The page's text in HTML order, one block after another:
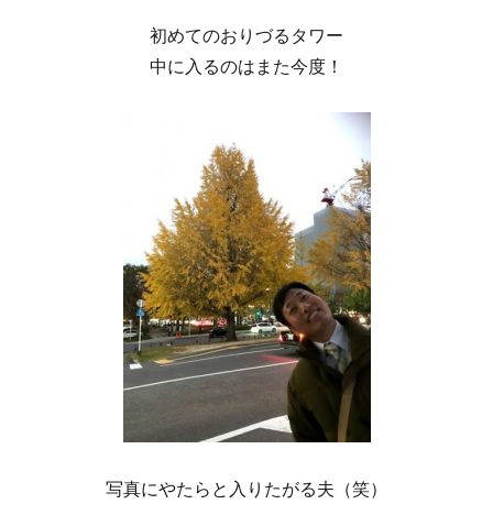
初めてのおりづるタワー
中に入るのはまた今度！
写真にやたらと入りたがる夫（笑）